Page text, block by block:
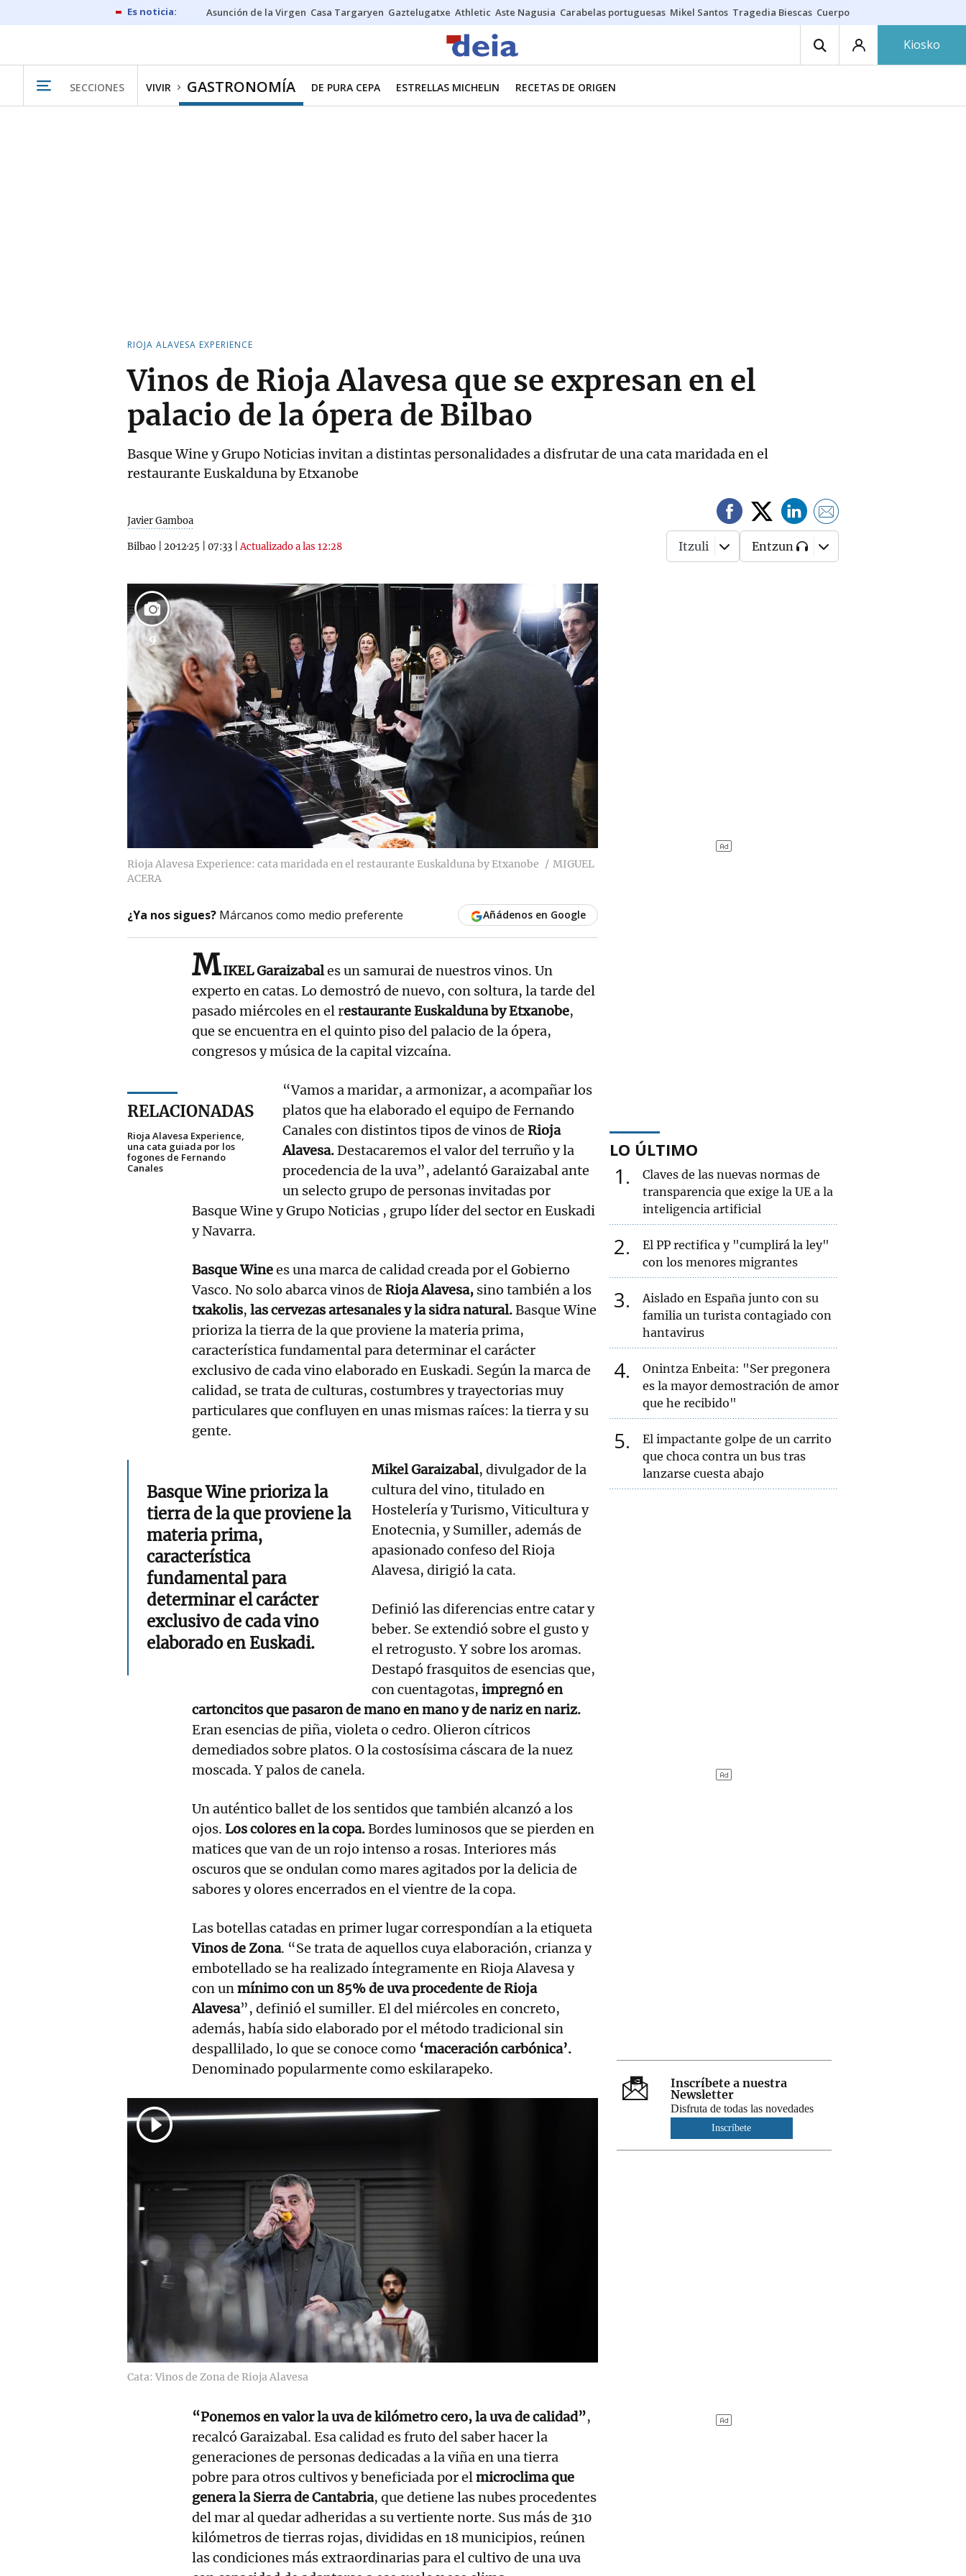
Asunción de la Virgen Casa Targaryen Gaztelugatxe Athletic Aste Nagusia Carabelas portuguesas Mikel Santos Tragedia Biescas Cuerpo ría
Kiosko
SECCIONES VIVIR GASTRONOMÍA DE PURA CEPA ESTRELLAS MICHELIN RECETAS DE ORIGEN
RIOJA ALAVESA EXPERIENCE
Vinos de Rioja Alavesa que se expresan en el
palacio de la ópera de Bilbao
Basque Wine y Grupo Noticias invitan a distintas personalidades a disfrutar de una cata maridada en el
restaurante Euskalduna by Etxanobe
Javier Gamboa
Bilbao 20·12·25 07:33 |Actualizado a las 12:28 Itzuli Entzun
9
Rioja Alavesa Experience: cata maridada en el restaurante Euskalduna by Etxanobe
MIGUEL
ACERA
¿Ya nos sigues? Márcanos como medio preferente Añádenos en Google
MIKEL Garaizabales un samurai de nuestros vinos. Un
experto en catas. Lo demostró de nuevo, con soltura, la tarde del
pasado miércoles en el restaurante Euskalduna by Etxanobe,
que se encuentra en el quinto piso del palacio de la ópera,
congresos y música de la capital vizcaína.
RELACIONADAS
Rioja Alavesa Experience,
una cata guiada por los
fogones de Fernando
Canales
“Vamos a maridar, a armonizar, a acompañar los
platos que ha elaborado el equipo de Fernando
Canales con distintos tipos de vinos deRioja
Alavesa.Destacaremos el valor del terruño y la
procedencia de la uva”, adelantó Garaizabal ante
un selecto grupo de personas invitadas por
Basque Wine y Grupo Noticias , grupo líder del sector en Euskadi
y Navarra.
Basque Winees una marca de calidad creada por el Gobierno
Vasco. No solo abarca vinos de Rioja Alavesa, sino también a los
txakolis, las cervezas artesanales y la sidra natural.Basque Wine
prioriza la tierra de la que proviene la materia prima,
característica fundamental para determinar el carácter
exclusivo de cada vino elaborado en Euskadi. Según la marca de
calidad, se trata de culturas, costumbres y trayectorias muy
particulares que confluyen en unas mismas raíces: la tierra y su
gente.
Basque Wine prioriza la
tierra de la que proviene la
materia prima,
característica
fundamental para
determinar el carácter
exclusivo de cada vino
elaborado en Euskadi.
Mikel Garaizabal, divulgador de la
cultura del vino, titulado en
Hostelería y Turismo, Viticultura y
Enotecnia, y Sumiller, además de
apasionado confeso del Rioja
Alavesa, dirigió la cata.
Definió las diferencias entre catar y
beber. Se extendió sobre el gusto y
el retrogusto. Y sobre los aromas.
Destapó frasquitos de esencias que,
con cuentagotas,impregnó en
cartoncitos que pasaron de mano en mano y de nariz en nariz.
Eran esencias de piña, violeta o cedro. Olieron cítricos
demediados sobre platos. O la costosísima cáscara de la nuez
moscada. Y palos de canela.
Un auténtico ballet de los sentidos que también alcanzó a los
ojos. Los colores en la copa.Bordes luminosos que se pierden en
matices que van de un rojo intenso a rosas. Interiores más
oscuros que se ondulan como mares agitados por la delicia de
sabores y olores encerrados en el vientre de la copa.
Las botellas catadas en primer lugar correspondían a la etiqueta
Vinos de Zona. “Se trata de aquellos cuya elaboración, crianza y
embotellado se ha realizado íntegramente en Rioja Alavesa y
con unmínimo con un 85% de uva procedente de Rioja
Alavesa”, definió el sumiller. El del miércoles en concreto,
además, había sido elaborado por el método tradicional sin
despallilado, lo que se conoce como ‘maceración carbónica’.
Denominado popularmente como eskilarapeko.
Cata: Vinos de Zona de Rioja Alavesa
“Ponemos en valor la uva de kilómetro cero, la uva de calidad”,
recalcó Garaizabal. Esa calidad es fruto del saber hacer la
generaciones de personas dedicadas a la viña en una tierra
pobre para otros cultivos y beneficiada por elmicroclima que
genera la Sierra de Cantabria, que detiene las nubes procedentes
del mar al quedar adheridas a su vertiente norte. Sus más de 310
kilómetros de tierras rojas, divididas en 18 municipios, reúnen
las condiciones más extraordinarias para el cultivo de una uva
LO ÚLTIMO
1
Claves de las nuevas normas de
transparencia que exige la UE a la
inteligencia artificial
2
El PP rectifica y "cumplirá la ley"
con los menores migrantes
3
Aislado en España junto con su
familia un turista contagiado con
hantavirus
4
Onintza Enbeita: "Ser pregonera
es la mayor demostración de amor
que he recibido"
5
El impactante golpe de un carrito
que choca contra un bus tras
lanzarse cuesta abajo
Inscríbete a nuestra
Newsletter
Disfruta de todas las novedades
Inscríbete